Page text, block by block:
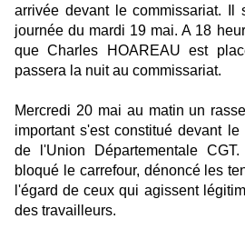
arrivée devant le commissariat. Il
journée du mardi 19 mai. A 18
que Charles HOAREAU est
passera la nuit au commissariat.
Mercredi 20 mai au matin un
important s'est constitué devant le
de l'Union Départementale
bloqué le carrefour, dénoncé les
l'égard de ceux qui agissent
des travailleurs.